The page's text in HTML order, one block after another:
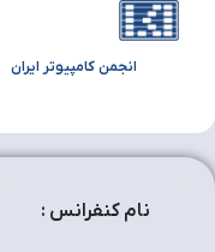
انجمن کامپیوتر ایران
نام کنفرانس :